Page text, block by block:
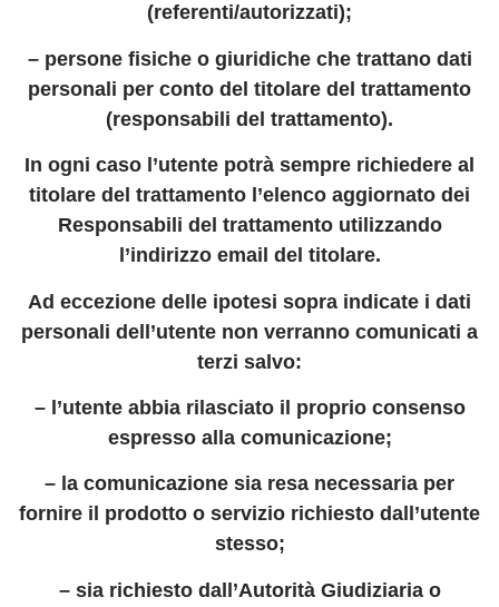
(referenti/autorizzati);
– persone fisiche o giuridiche che trattano dati
personali per conto del titolare del trattamento
(responsabili del trattamento).
In ogni caso l’utente potrà sempre richiedere al
titolare del trattamento l’elenco aggiornato dei
Responsabili del trattamento utilizzando
l’indirizzo email del titolare.
Ad eccezione delle ipotesi sopra indicate i dati
personali dell’utente non verranno comunicati a
terzi salvo:
– l’utente abbia rilasciato il proprio consenso
espresso alla comunicazione;
– la comunicazione sia resa necessaria per
fornire il prodotto o servizio richiesto dall’utente
stesso;
– sia richiesto dall’Autorità Giudiziaria o